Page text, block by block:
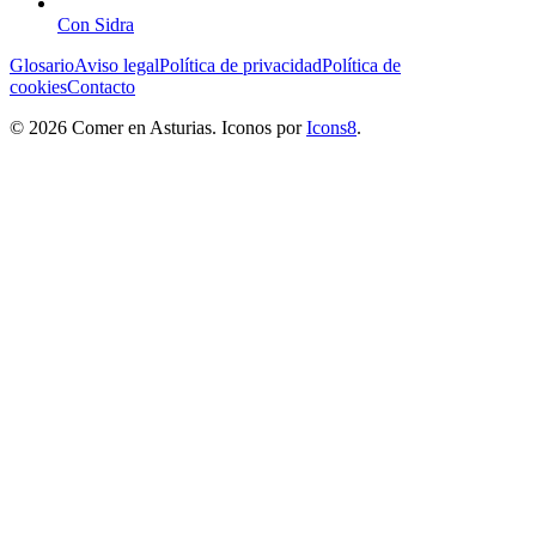
Con Sidra
GlosarioAviso legalPolítica de privacidadPolítica de
cookiesContacto
© 2026 Comer en Asturias. Iconos porIcons8.